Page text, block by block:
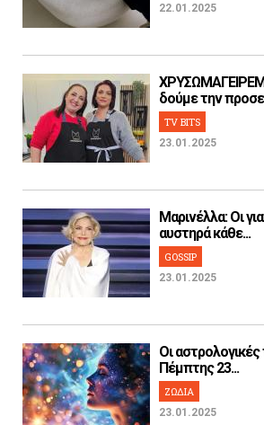
22.01.2025
δούμε την
TV BITS
23.01.2025
Μαρινέλλα: Οι
αυστηρά κάθε...
GOSSIP
23.01.2025
Οι
Πέμπτης 23...
ΖΩΔΙΑ
23.01.2025